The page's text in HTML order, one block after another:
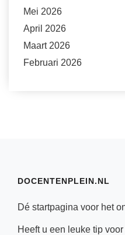
Mei 2026
April 2026
Maart 2026
Februari 2026
DOCENTENPLEIN.NL
Dé startpagina voor het
Heeft u een leuke tip